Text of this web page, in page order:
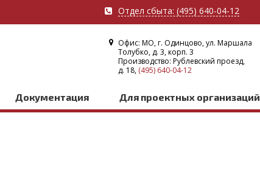
Отдел сбыта: (495) 640-04-12
Офис: МО, г. Одинцово, ул. Маршала
Толубко, д. 3, корп. 3
Производство: Рублевский проезд,
д. 18, (495) 640-04-12
Документация Для проектных организаций